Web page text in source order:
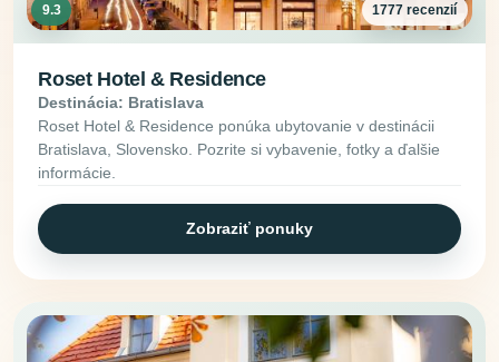
9.3 1777 recenzií
Roset Hotel & Residence
Destinácia: Bratislava
Roset Hotel & Residence ponúka ubytovanie v destinácii
Bratislava, Slovensko. Pozrite si vybavenie, fotky a ďalšie
informácie.
Zobraziť ponuky